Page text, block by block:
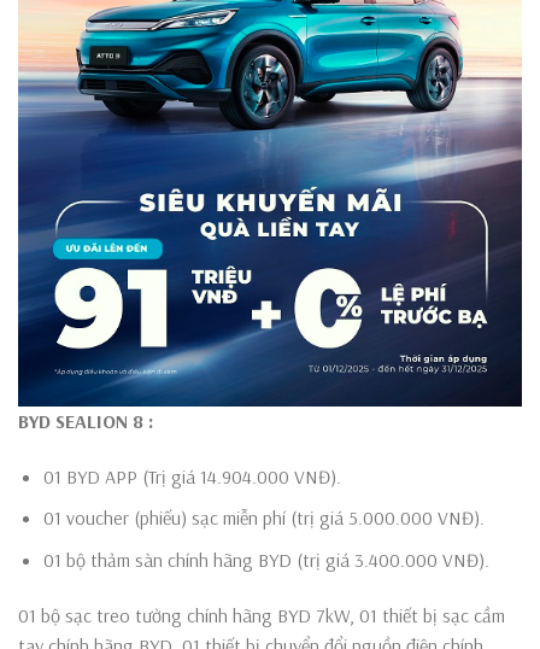
BYD SEALION 8 :
01 BYD APP (Trị giá 14.904.000 VNĐ).
01 voucher (phiếu) sạc miễn phí (trị giá 5.000.000 VNĐ).
01 bộ thảm sàn chính hãng BYD (trị giá 3.400.000 VNĐ).
01 bộ sạc treo tường chính hãng BYD 7kW, 01 thiết bị sạc cầm